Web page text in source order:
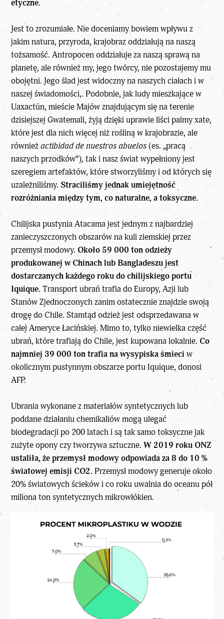
etyczne.
Jest to zrozumiałe. Nie doceniamy bowiem wpływu z
jakim natura, przyroda, krajobraz oddziałują na naszą
tożsamość. Antropocen oddziałuje za naszą sprawą na
planetę, ale również my, jego twórcy, nie pozostajemy mu
obojętni. Jego ślad jest widoczny na naszych ciałach i w
naszej świadomości,. Podobnie, jak ludy mieszkające w
Uaxactún, mieście Majów znajdującym się na terenie
dzisiejszej Gwatemali, żyją dzięki uprawie liści palmy xate,
które jest dla nich więcej niż rośliną w krajobrazie, ale
równieżactibidad de nuestros abuelos(es. „pracą
naszych przodków”),tak i nasz świat wypełniony jest
szeregiem artefaktów, które stworzyliśmy i od których się
uzależniliśmy.Straciliśmy jednak umiejętność
rozróżniania między tym, co naturalne, a toksyczne.
Chilijska pustynia Atacama jest jednym z najbardziej
zanieczyszczonych obszarów na kuli ziemskiej przez
przemysł modowy. Około 59 000 ton odzieży
produkowanej w Chinach lub Bangladeszu jest
dostarczanych każdego roku do chilijskiego portu
Iquique. Transport ubrań trafia do Europy, Azji lub
Stanów Zjednoczonych zanim ostatecznie znajdzie swoją
drogę do Chile. Stamtąd odzież jest odsprzedawana w
całej Ameryce Łacińskiej. Mimo to, tylko niewielka część
ubrań, które trafiają do Chile, jest kupowana lokalnie. Co
najmniej 39 000 ton trafia na wysypiska śmieciw
okolicznym pustynnym obszarze portu Iquique, donosi
AFP.
Ubrania wykonane z materiałów syntetycznych lub
poddane działaniu chemikaliów mogą ulegać
biodegradacji po 200 latach i są tak samo toksyczne jak
zużyte opony czy tworzywa sztuczne.W 2019 roku ONZ
ustaliła, że ​​przemysł modowy odpowiada za 8 do 10 %
światowej emisji CO2.Przemysł modowy generuje około
20% światowych ścieków i co roku uwalnia do oceanu pół
miliona ton syntetycznych mikrowłókien.